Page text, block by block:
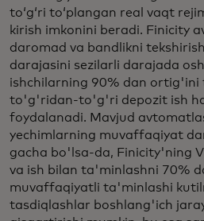
toʻgʻri toʻplangan real vaqt
kirish imkonini beradi. Finicity
daromad va bandlikni
darajasini sezilarli darajada
ishchilarning 90% dan ortig'ini
to'g'ridan-to'g'ri depozit ish
foydalanadi. Mavjud
yechimlarning muvaffaqiyat
gacha bo'lsa-da, Finicity'ning
va ish bilan ta'minlashni 70%
muvaffaqiyatli ta'minlashi
tasdiqlashlar boshlang'ich